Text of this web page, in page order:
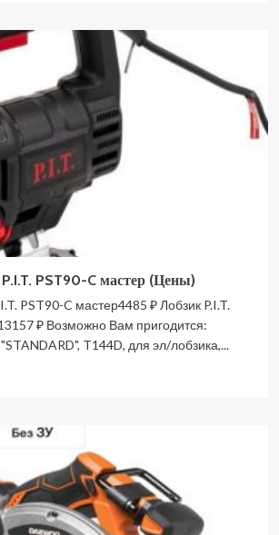
100
P.I.T. PST90-C мастер (Цены)
PST90-C мастер4485 ₽ Лобзик P.I.T.
₽ Возможно Вам пригодится:
T144D, для эл/лобзика,...